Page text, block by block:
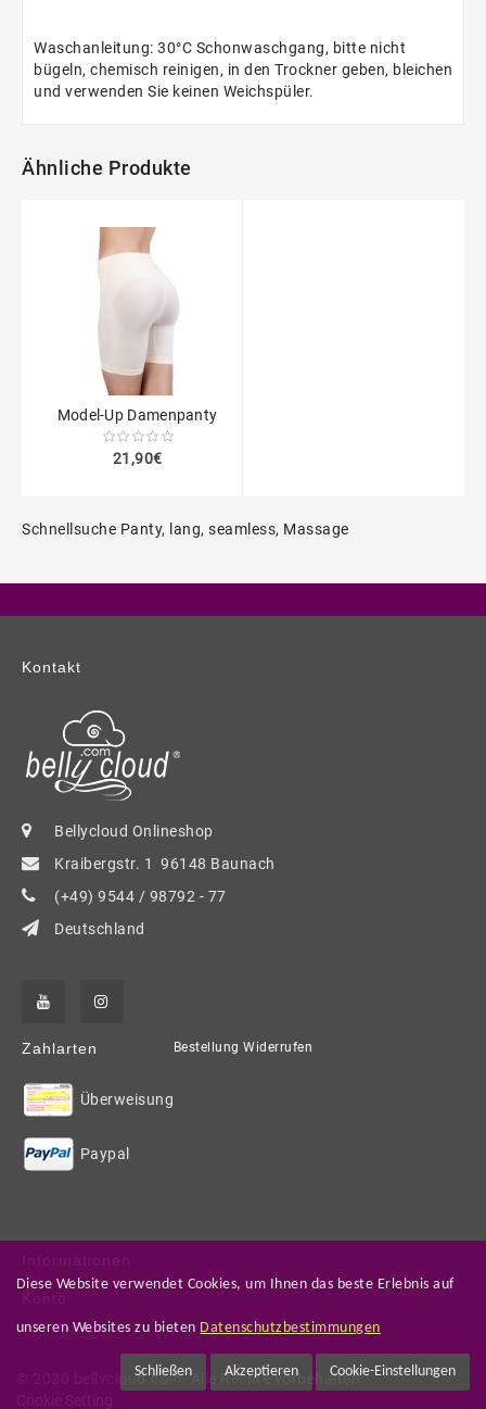
Waschanleitung: 30°C Schonwaschgang, bitte nicht
bügeln, chemisch reinigen, in den Trockner geben, bleichen
und verwenden Sie keinen Weichspüler.
Ähnliche Produkte
Model-Up Damenpanty
21,90€
Schnellsuche Panty, lang, seamless, Massage
Kontakt
Bellycloud Onlineshop
Kraibergstr. 1 96148 Baunach
(+49) 9544 / 98792 - 77
Deutschland
Zahlarten
Überweisung
Paypal
Bestellung Widerrufen
© 2020 bellycloud.com. Alle Rechte vorbehalten.
Diese Website verwendet Cookies, um Ihnen das beste Erlebnis auf
unseren Websites zu bieten Datenschutzbestimmungen
Schließen Akzeptieren Cookie-Einstellungen